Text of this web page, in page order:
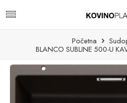
Početna
BLANCO SUBLINE 500-U